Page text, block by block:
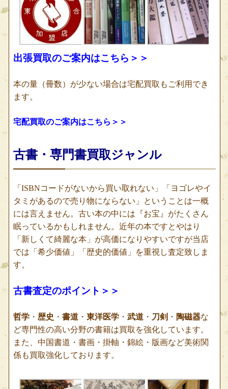
出張買取のご案内はこちら＞＞
本の量（冊数）が少ない場合は宅配買取もご利用でき
ます。
宅配買取のご案内はこちら＞＞
古書・専門書買取ジャンル
「ISBNコードがないから買い取れない」「ヨゴレやイ
タミがあるので売り物にならない」ということは一概
には言えません。古い本の中には『お宝』がたくさん
眠っているかもしれません。近年の本ですとやはり
「新しくて綺麗な本」が高価になりやすいですが当店
では「希少価値」「歴史的価値」を重視し査定致しま
す。
古書査定のポイント＞＞
哲学 ・ 歴史 ・書道 ・東洋医学 ・武道 ・ 刀剣 ・ 陶磁器な
ど専門性の高い分野の書籍は買取を強化しています。
また、中国書道・書画・掛軸・錦絵・版画など美術関
係も買取強化しております。